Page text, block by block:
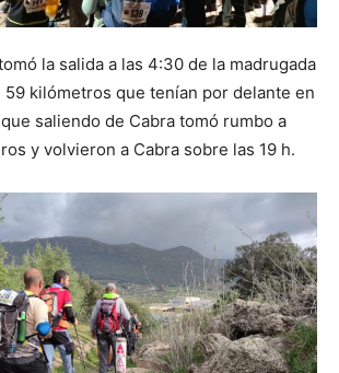
la salida a las 4:30 de la madrugada
kilómetros que tenían por delante en
saliendo de Cabra tomó rumbo a
y volvieron a Cabra sobre las 19 h.